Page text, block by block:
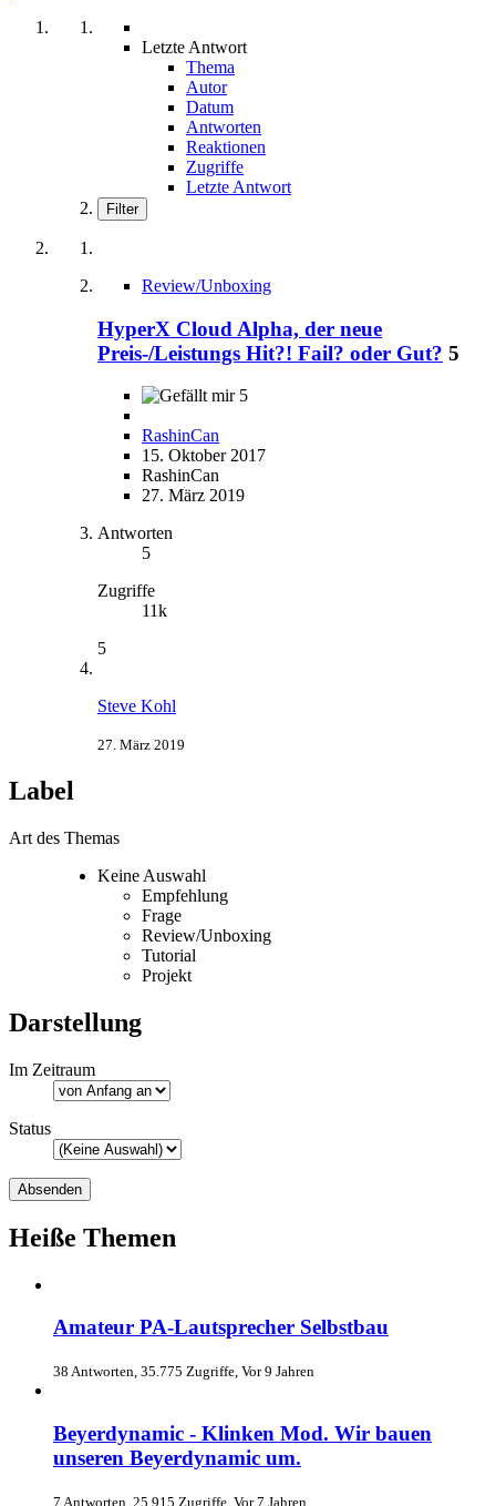
Letzte Antwort
Thema
Autor
Datum
Antworten
Reaktionen
Zugriffe
Letzte Antwort
Filter
Review/Unboxing
HyperX Cloud Alpha, der neue
Preis-/Leistungs Hit?! Fail? oder Gut? 5
5
RashinCan
15. Oktober 2017
RashinCan
27. März 2019
Antworten
5
Zugriffe
11k
5
Steve Kohl
27. März 2019
Label
Art des Themas
Keine Auswahl
Empfehlung
Frage
Review/Unboxing
Tutorial
Projekt
Darstellung
Im Zeitraum
Status
Heiße Themen
Amateur PA-Lautsprecher Selbstbau
38 Antworten, 35.775 Zugriffe, Vor 9 Jahren
Beyerdynamic - Klinken Mod. Wir bauen
unseren Beyerdynamic um.
7 Antworten, 25.915 Zugriffe, Vor 7 Jahren